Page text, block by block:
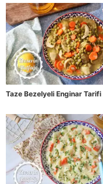
Taze Bezelyeli Enginar Tarifi